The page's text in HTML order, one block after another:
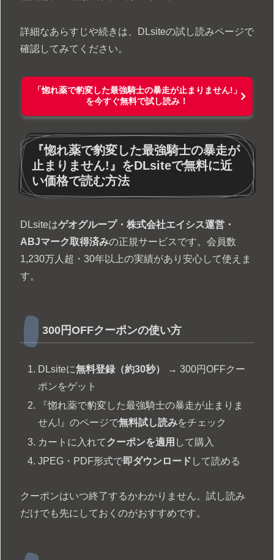
詳細なあらすじや続きは、DLsiteの試し読みページで
確認してみてください。
「惚れ薬で豹変した最強騎士の暴走が止まりません!」
を今すぐ無料で試し読み！
『惚れ薬で豹変した最強騎士の暴走が
止まりません!』をDLsiteで無料に近
い価格で読む方法
DLsiteはゲオグループ・株式会社エイシス運営・
ABJマーク取得済みの正規サービスです。会員数
1,230万人超・30年以上の実績があり安心して使えま
す。
300円OFFクーポンの使い方
DLsiteに無料登録（約30秒）
→ 300円OFFクー
ポンをゲット
『惚れ薬で豹変した最強騎士の暴走が止まりま
せん!』のページで無料試し読みをチェック
カートに入れてクーポンを適用 して購入
JPEG・PDF形式で即ダウンロード して読める
クーポンはいつ終了するかわかりません。試し読み
だけでも先にしておくのがおすすめです。